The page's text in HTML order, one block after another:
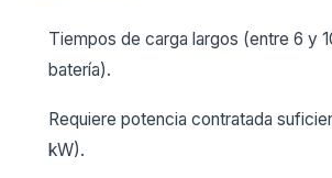
Tiempos de carga largos (entre 6 y
batería).
Requiere potencia contratada
kW).